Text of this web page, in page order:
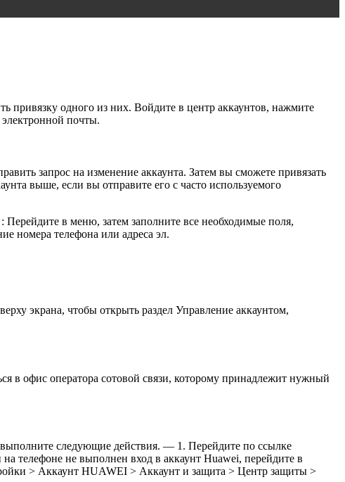
привязку одного из них. Войдите в центр аккаунтов, нажмите
почты.
запрос на изменение аккаунта. Затем вы сможете привязать
выше, если вы отправите его с часто используемого
в меню, затем заполните все необходимые поля,
номера телефона или адреса эл.
экрана, чтобы открыть раздел Управление аккаунтом,
в офис оператора сотовой связи, которому принадлежит нужный
следующие действия. — 1. Перейдите по ссылке
телефоне не выполнен вход в аккаунт Huawei, перейдите в
> Аккаунт HUAWEI > Аккаунт и защита > Центр защиты >